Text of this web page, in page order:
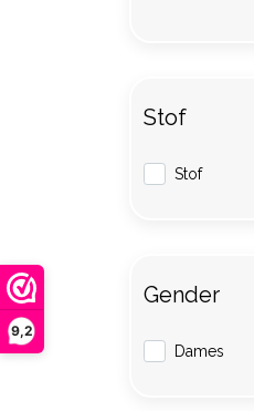
9,2
Stof
Stof
Gender
Dames